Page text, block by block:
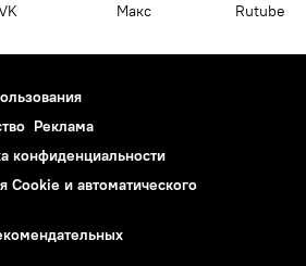
Макс Rutube
Реклама
конфиденциальности
Cookie и автоматического